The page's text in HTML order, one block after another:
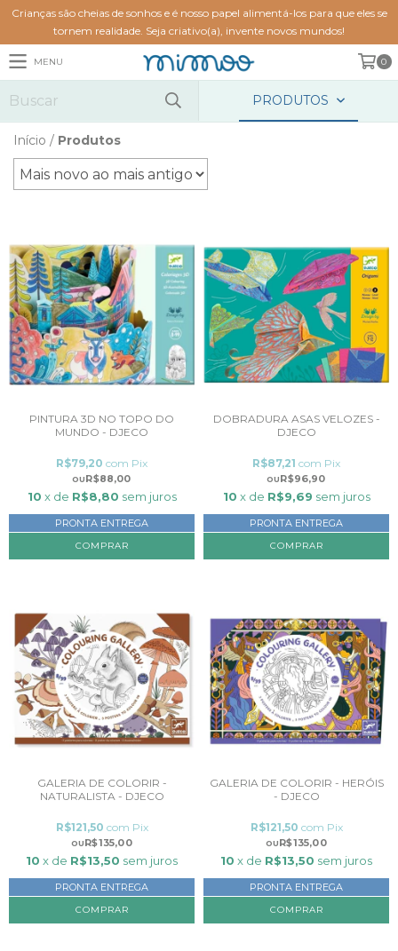
Crianças são cheias de sonhos e é nosso papel alimentá-los para que eles se
tornem realidade. Seja criativo(a), invente novos mundos!
MENU 0
PRODUTOS
Início / Produtos
PINTURA 3D NO TOPO DO
MUNDO - DJECO
R$88,00
R$79,20 com Pix
10 x de R$8,80 sem juros
PRONTA ENTREGA
DOBRADURA ASAS VELOZES -
DJECO
R$96,90
R$87,21 com Pix
10 x de R$9,69 sem juros
PRONTA ENTREGA
GALERIA DE COLORIR -
NATURALISTA - DJECO
R$135,00
R$121,50 com Pix
10 x de R$13,50 sem juros
PRONTA ENTREGA
GALERIA DE COLORIR - HERÓIS
- DJECO
R$135,00
R$121,50 com Pix
10 x de R$13,50 sem juros
PRONTA ENTREGA